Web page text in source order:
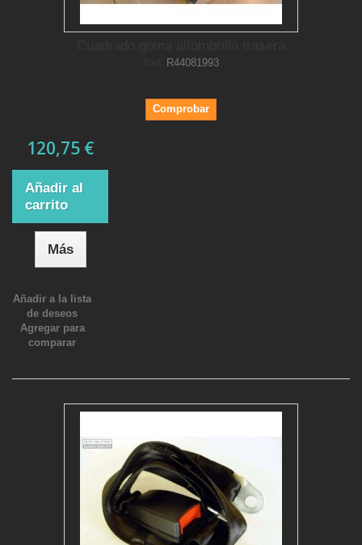
R44081993
Comprobar
120,75 €
Añadir al
carrito
Más
Añadir a la lista
de deseos
Agregar para
comparar